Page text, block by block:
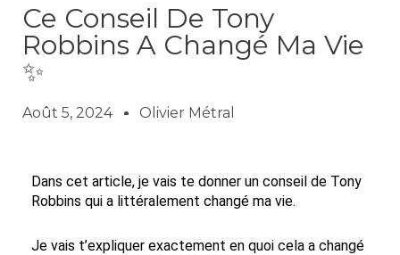
Ce Conseil De Tony
Robbins A Changé Ma Vie
✨
Août 5, 2024 Olivier Métral
Dans cet article, je vais te donner un conseil de Tony
Robbins qui a littéralement changé ma vie.
Je vais t’expliquer exactement en quoi cela a changé